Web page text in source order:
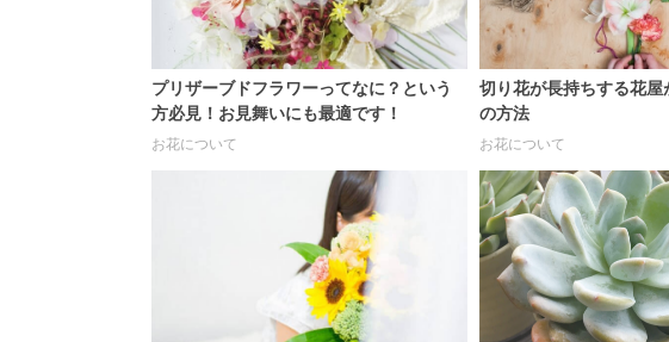
プリザーブドフラワーってなに？という
方必見！お見舞いにも最適です！
お花について
切り花が長持ちする花
の方法
お花について